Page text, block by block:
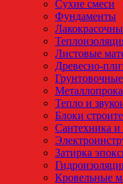
Сухие смеси
Фундаменты
Листовые
Древесно-
Тепло и
Блоки
Сантехника и
Затирка
Кровельные